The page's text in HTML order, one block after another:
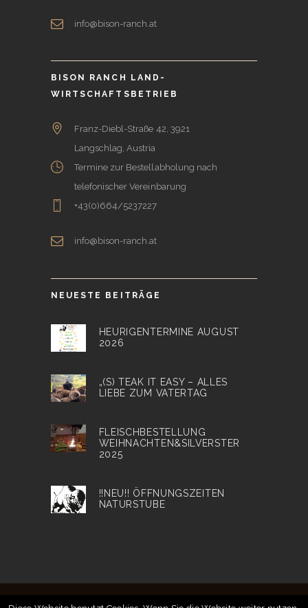
info@bison-ranch.at
BISON RANCH LAND-
WIRTSCHAFTSBETRIEB
Franz-Diebl-Straße 42, 3921
Langschlag, Austria
Termine zur Bestellabholung nach
telefonischer Vereinbarung
+43(0)664/5237227
info@bison-ranch.at
NEUESTE BEITRÄGE
HEURIGENTERMINE AUGUST
2026
„(S) TEAK IT EASY – ALLES
LIEBE ZUM VATERTAG
FLEISCHBESTELLUNG
WEIHNACHTEN&SILVERSTER
2025
!!NEU!! ÖFFNUNGSZEITEN
NATURSTUBE